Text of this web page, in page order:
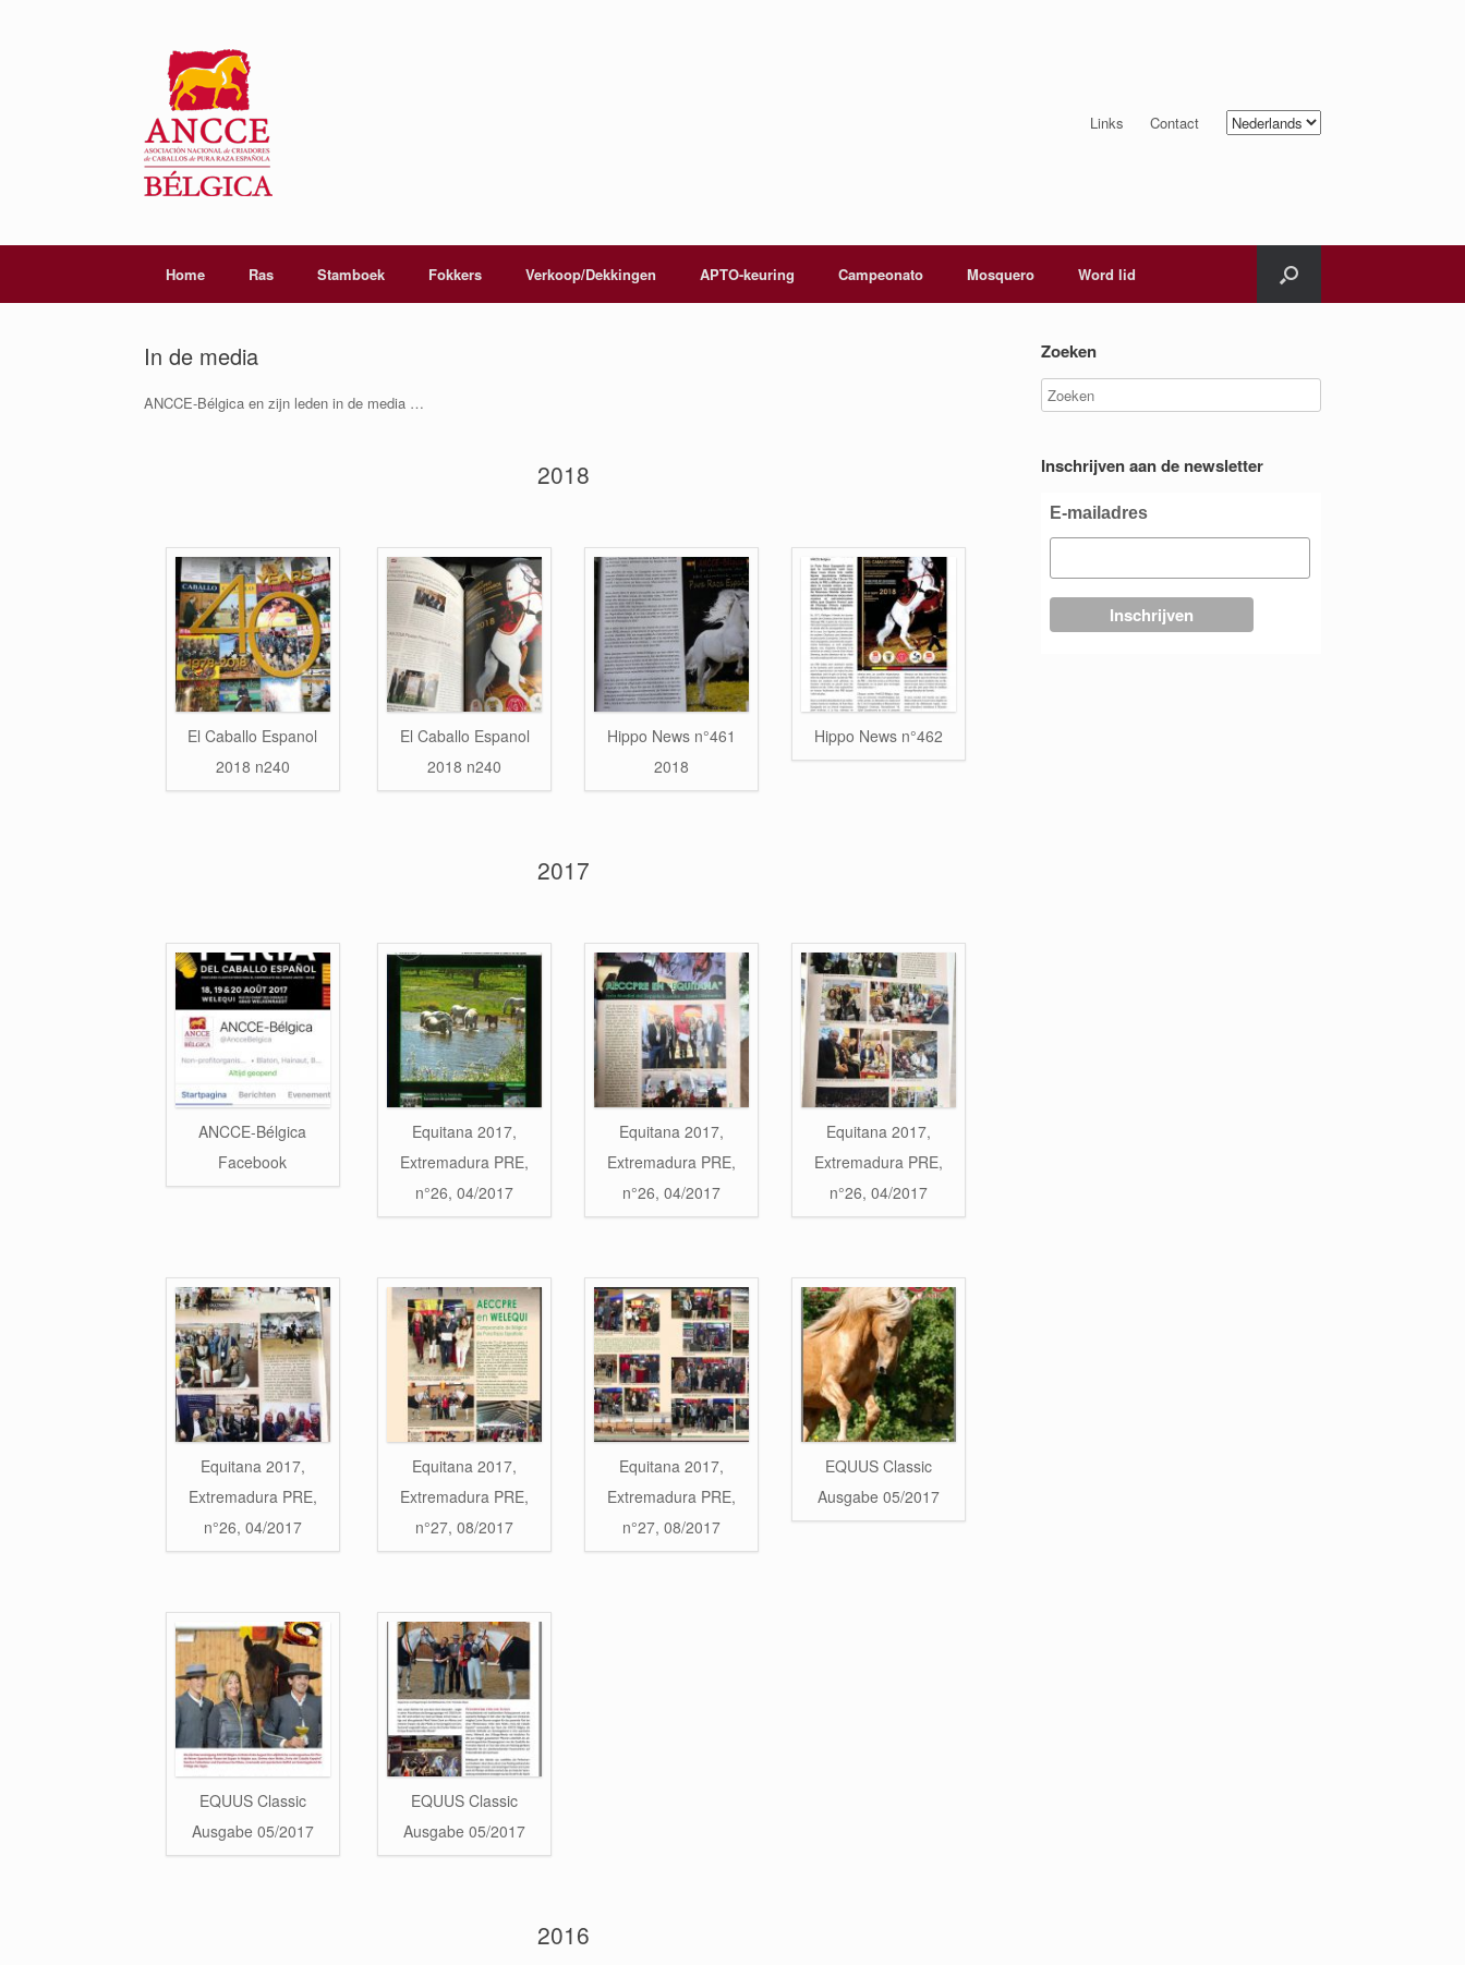
Links Contact
Kies
een
Home Ras Stamboek Fokkers Verkoop/Dekkingen APTO-keuring Campeonato Mosquero Word lid
In de media
ANCCE-Bélgica en zijn leden in de media …
2018
El Caballo Espanol
2018 n240
El Caballo Espanol
2018 n240
Hippo News n°461
2018
Hippo News n°462
2017
ANCCE-Bélgica
Facebook
Equitana 2017,
Extremadura PRE,
n°26, 04/2017
Equitana 2017,
Extremadura PRE,
n°26, 04/2017
Equitana 2017,
Extremadura PRE,
n°26, 04/2017
Equitana 2017,
Extremadura PRE,
n°26, 04/2017
Equitana 2017,
Extremadura PRE,
n°27, 08/2017
Equitana 2017,
Extremadura PRE,
n°27, 08/2017
EQUUS Classic
Ausgabe 05/2017
EQUUS Classic
Ausgabe 05/2017
EQUUS Classic
Ausgabe 05/2017
2016
Zoeken
Inschrijven aan de newsletter
E-mailadres